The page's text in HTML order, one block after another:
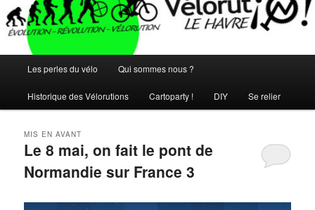
principal
Les perles du vélo Qui sommes nous ?
Historique des Vélorutions Cartoparty ! DIY Se relier
Le 8 mai, on fait le pont de
Normandie sur France 3
MIS EN AVANT